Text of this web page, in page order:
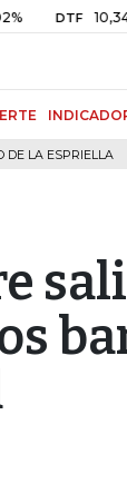
10,34%
DE LA ESPRIELLA